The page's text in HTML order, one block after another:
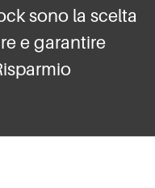
sono la scelta
e garantire